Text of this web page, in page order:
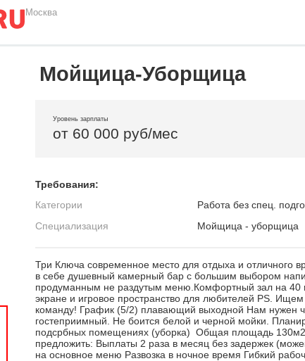
Москва
Мойщица-Уборщица
Уровень зарплаты
от 60 000 руб/мес
Требования:
Категории
Работа без спец.
Специализация
Мойщица - уборщица
Три Ключа современное место для отдыха и отличного
в себе душевный камерный бар с большим выбором
продуманным не раздутым меню.Комфортный зал на 40
экране и игровое пространство для любителей PS.
команду! График (5/2) плавающий выходной Нам нужен
гостеприимный. Не боится белой и черной мойки.
подсрбных помещениях (уборка) Общая площадь
предложить: Выплаты 2 раза в месяц без задержек
на основное меню Развозка в ночное время Гибкий